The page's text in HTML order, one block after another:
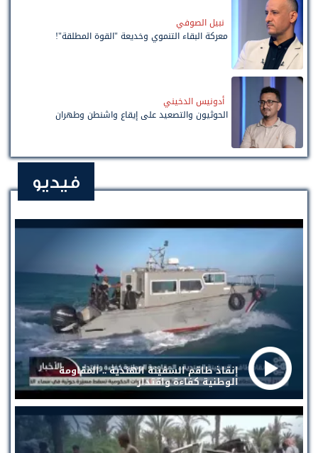
نبيل الصوفي
معركة البقاء التنموي وخديعة "القوة المطلقة"!
أدونيس الدخيني
الحوثيون والتصعيد على إيقاع واشنطن وطهران
فيديو
إنقاذ طاقم السفينة الهندية .. المقاومة
الوطنية كفاءة واقتدار